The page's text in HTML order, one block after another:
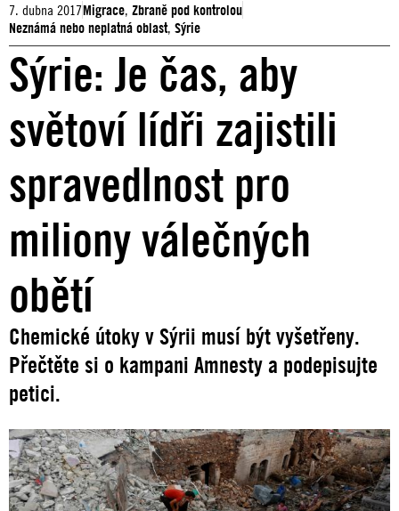
7. dubna 2017Migrace, Zbraně pod kontrolou
Neznámá nebo neplatná oblast, Sýrie
Sýrie: Je čas, aby
světoví lídři zajistili
spravedlnost pro
miliony válečných
obětí
Chemické útoky v Sýrii musí být vyšetřeny.
Přečtěte si o kampani Amnesty a podepisujte
petici.